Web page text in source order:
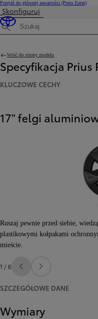
Przejdź do głównej zawartości (Press Enter)
Skonfiguruj
Wyszukaj dane techniczne
Wróć do strony modelu
Specyfikacja
KLUCZOWE CECHY
17" felgi
Ruszaj pewnie przed siebie,
plastikowymi kołpakami
mieście.
1 / 6 PoprzedniNastępny
SZCZEGÓŁOWE DANE
Wymiary